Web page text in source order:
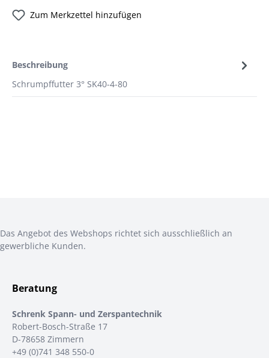
Zum Merkzettel hinzufügen
Beschreibung
Schrumpffutter 3° SK40-4-80
Das Angebot des Webshops richtet sich ausschließlich an
gewerbliche Kunden.
Beratung
Schrenk Spann- und Zerspantechnik
Robert-Bosch-Straße 17
D-78658 Zimmern
+49 (0)741 348 550-0